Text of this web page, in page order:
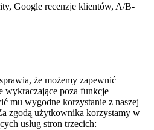
Google recenzje klientów, A/B-
że możemy zapewnić
poza funkcje
mu wygodne korzystanie z naszej
zgodą użytkownika korzystamy w
usług stron trzecich: